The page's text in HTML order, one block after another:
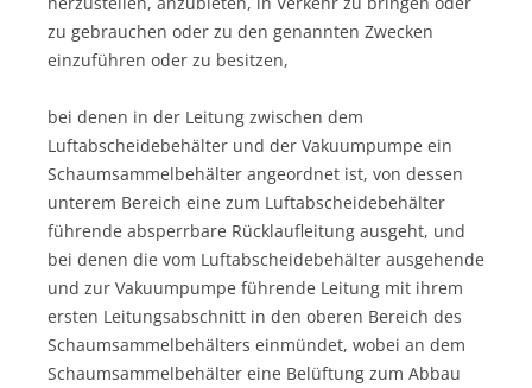
zu gebrauchen oder zu den genannten Zwecken
einzuführen oder zu besitzen,
bei denen in der Leitung zwischen dem
Luftabscheidebehälter und der Vakuumpumpe ein
Schaumsammelbehälter angeordnet ist, von dessen
unterem Bereich eine zum Luftabscheidebehälter
führende absperrbare Rücklaufleitung ausgeht, und
bei denen die vom Luftabscheidebehälter ausgehende
und zur Vakuumpumpe führende Leitung mit ihrem
ersten Leitungsabschnitt in den oberen Bereich des
Schaumsammelbehälters einmündet, wobei an dem
Schaumsammelbehälter eine Belüftung zum Abbau